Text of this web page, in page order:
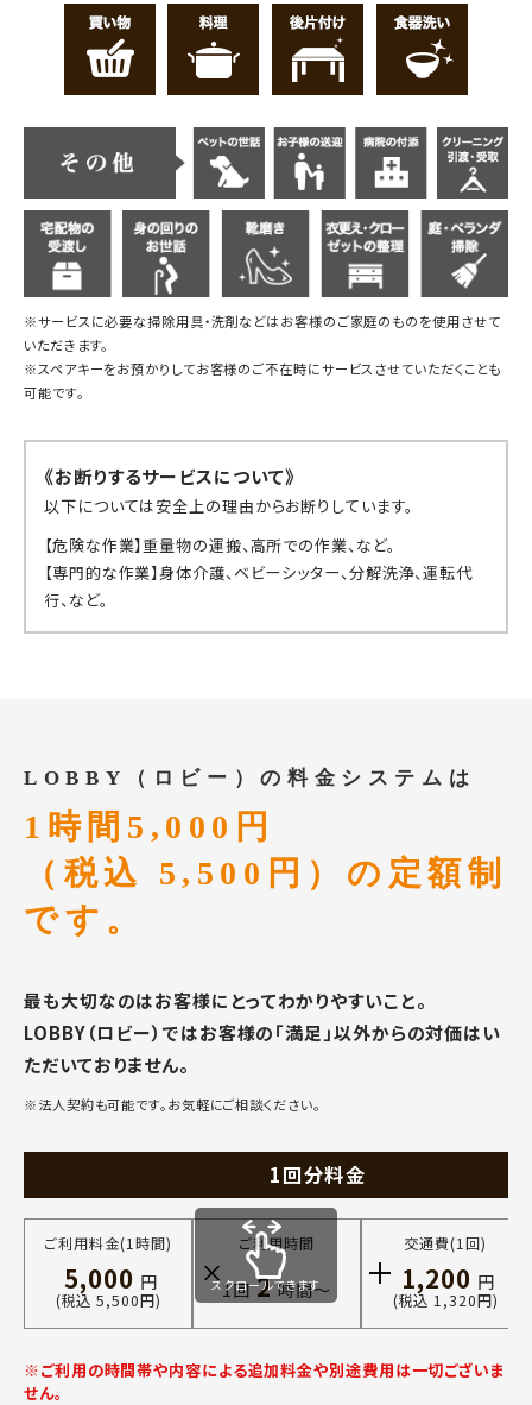
※サービスに必要な掃除用具・洗剤などはお客様のご家庭のものを使用させて
いただきます。
※スペアキーをお預かりしてお客様のご不在時にサービスさせていただくことも
可能です。
《お断りするサービスについて》
以下については安全上の理由からお断りしています。
【危険な作業】重量物の運搬、高所での作業、など。
【専門的な作業】身体介護、ベビーシッター、分解洗浄、運転代
行、など。
LOBBY（ロビー）の料金システムは
1時間5,000円
（税込 5,500円）の定額制
です。
最も大切なのはお客様にとってわかりやすいこと。
LOBBY（ロビー）ではお客様の「満足」以外からの対価はい
ただいておりません。
※法人契約も可能です。お気軽にご相談ください。
1回分料金
ご利用料金(1時間)
5,000 円
(税込 5,500円)
ご利用時間
1回 2 時間〜
交通費(1回)
1,200 円
(税込 1,320円)
スクロールできます
※ご利用の時間帯や内容による追加料金や別途費用は一切ございま
せん。